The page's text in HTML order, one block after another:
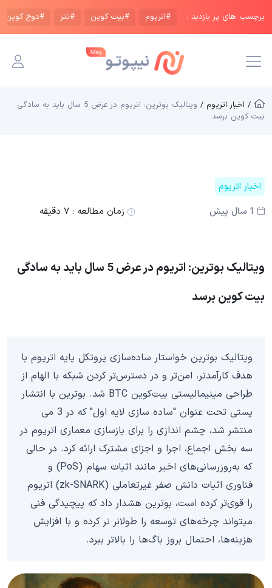
برچسب های پر بازدید : #اتریوم #بیت کوین #تتر #دوج کوین
/ اخبار اتریوم /
ویتالیک بوترین: اتریوم در عرض 5 سال باید به سادگی
بیت کوین برسد
اخبار اتریوم
1 سال پیش
زمان مطالعه : ۷ دقیقه
ویتالیک بوترین: اتریوم در عرض 5 سال باید به سادگی
بیت کوین برسد
ویتالیک بوترین خواستار ساده‌سازی پروتکل پایه اتریوم با
هدف کارآمدتر، امن‌تر و در دسترس‌تر کردن شبکه با الهام از
طراحی مینیمالیستی بیت‌کوین BTC شد. بوترین با انتشار
پستی تحت عنوان "ساده سازی لایه اول" که در 3 می
منتشر شد، چشم اندازی را برای بازسازی معماری اتریوم در
سه بخش اجماع، اجرا و اجزای مشترک ارائه کرد. در حالی
که به‌روزرسانی‌های اخیر مانند اثبات سهام (PoS) و
فناوری اثبات دانش صفر غیرتعاملی (zk-SNARK) اتریوم
را قوی‌تر کرده است، بوترین هشدار داد که پیچیدگی فنی
میتواند چرخه‌های توسعه را طولانر تر کرده و با افزایش
هزینه‌ها، احتمال بروز باگ‌ها را بالاتر ببرد.